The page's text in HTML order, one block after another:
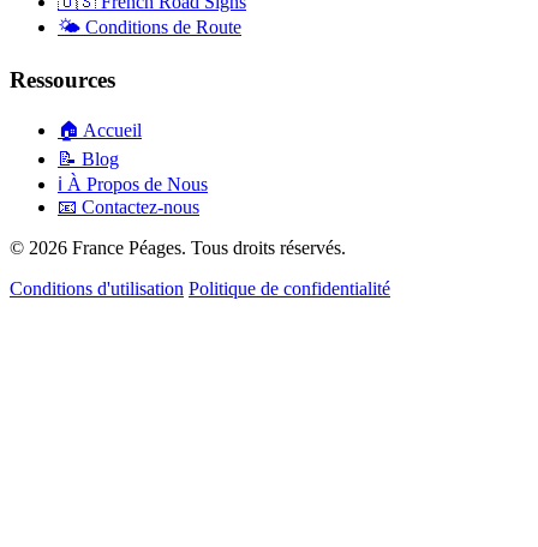
🌤️ Conditions de Route
Ressources
🏠 Accueil
📝 Blog
ℹ️ À Propos de Nous
📧 Contactez-nous
© 2026 France Péages. Tous droits réservés.
Conditions d'utilisation Politique de confidentialité